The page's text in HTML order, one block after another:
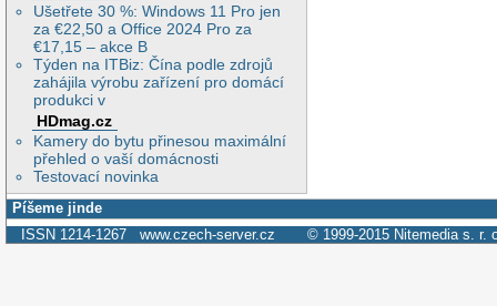
Ušetřete 30 %: Windows 11 Pro jen
za €22,50 a Office 2024 Pro za
€17,15 – akce B
Týden na ITBiz: Čína podle zdrojů
zahájila výrobu zařízení pro domácí
produkci v
HDmag.cz
Kamery do bytu přinesou maximální
přehled o vaší domácnosti
Testovací novinka
Píšeme jinde
ISSN 1214-1267 www.czech-server.cz © 1999-2015 Nitemedia s. r.